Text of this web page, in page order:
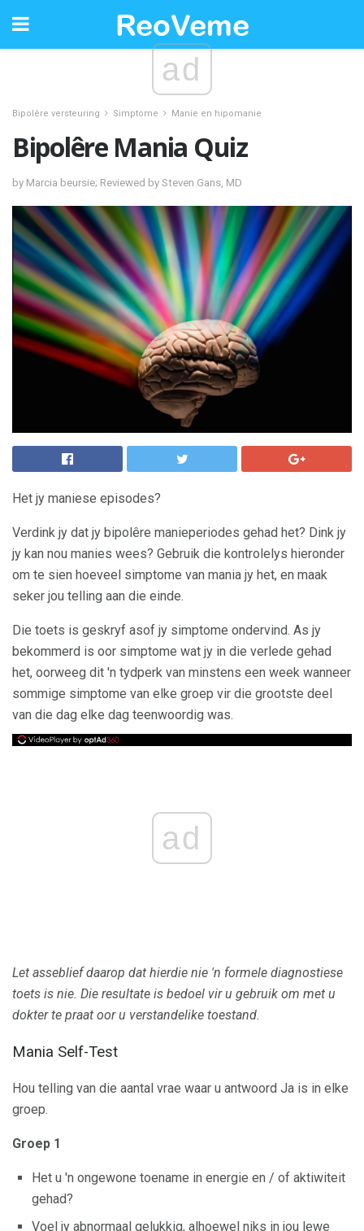
ad
Bipolêre versteuring Simptome Manie en hipomanie
Bipolêre Mania Quiz
by Marcia beursie; Reviewed by Steven Gans, MD
Het jy maniese episodes?
Verdink jy dat jy bipolêre manieperiodes gehad het? Dink jy
jy kan nou manies wees? Gebruik die kontrolelys hieronder
om te sien hoeveel simptome van mania jy het, en maak
seker jou telling aan die einde.
Die toets is geskryf asof jy simptome ondervind. As jy
bekommerd is oor simptome wat jy in die verlede gehad
het, oorweeg dit 'n tydperk van minstens een week wanneer
sommige simptome van elke groep vir die grootste deel
van die dag elke dag teenwoordig was.
ad
Let asseblief daarop dat hierdie nie 'n formele diagnostiese
toets is nie. Die resultate is bedoel vir u gebruik om met u
dokter te praat oor u verstandelike toestand.
Mania Self-Test
Hou telling van die aantal vrae waar u antwoord Ja is in elke
groep.
Groep 1
Het u 'n ongewone toename in energie en / of aktiwiteit
gehad?
Voel jy abnormaal gelukkig, alhoewel niks in jou lewe